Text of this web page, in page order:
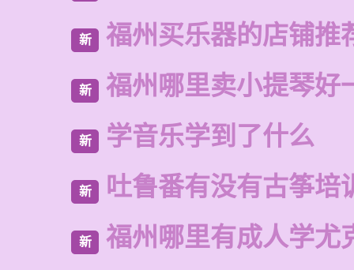
新 福州买乐器的店铺推
新 福州哪里卖小提琴好
新 学音乐学到了什么
新 吐鲁番有没有古筝培
新 福州哪里有成人学尤